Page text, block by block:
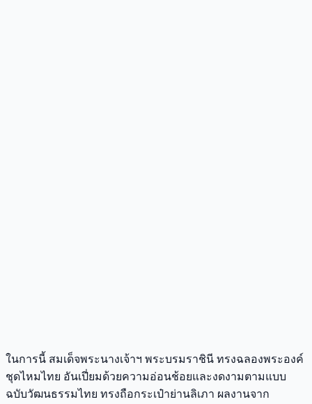
ในการนี้ สมเด็จพระนางเจ้าฯ พระบรมราชินี ทรงฉลองพระองค์
ชุดไหมไทย อันเปี่ยมด้วยความอ่อนช้อยและงดงามตามแบบ
ฉบับวัฒนธรรมไทย ทรงถือกระเป๋าย่านลิเภา ผลงานจาก